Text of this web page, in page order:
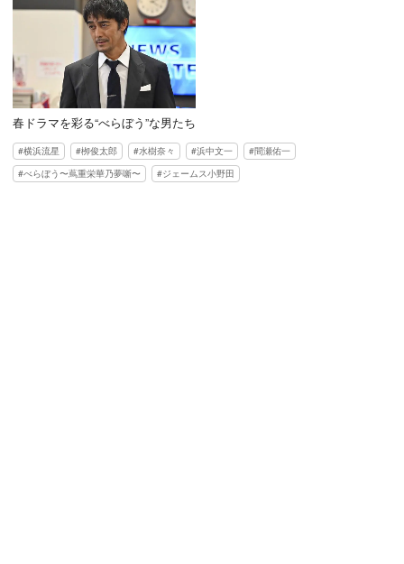
春ドラマを彩る“べらぼう”な男たち
横浜流星 栁俊太郎 水樹奈々 浜中文一
間瀬佑一
べらぼう〜蔦重栄華乃夢噺〜
ジェームス小野田